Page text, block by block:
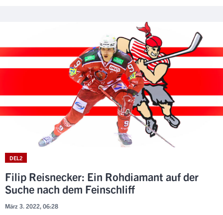
DEL2
Filip Reisnecker: Ein Rohdiamant auf der
Suche nach dem Feinschliff
März 3. 2022, 06:28